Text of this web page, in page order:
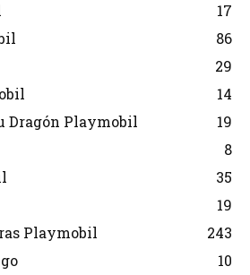
17
86
29
14
Dragón Playmobil
19
8
35
19
Playmobil
243
10